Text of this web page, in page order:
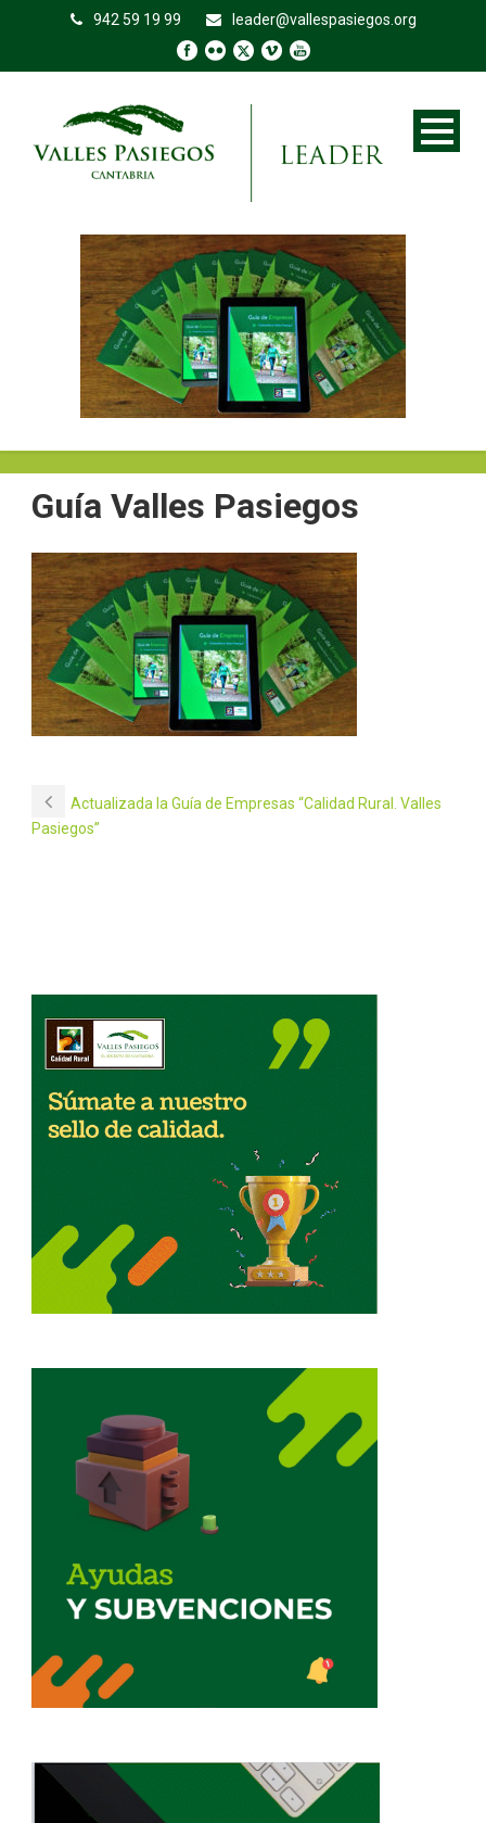
942 59 19 99 leader@vallespasiegos.org
Guía Valles Pasiegos
Actualizada la Guía de Empresas “Calidad Rural. Valles
Pasiegos”